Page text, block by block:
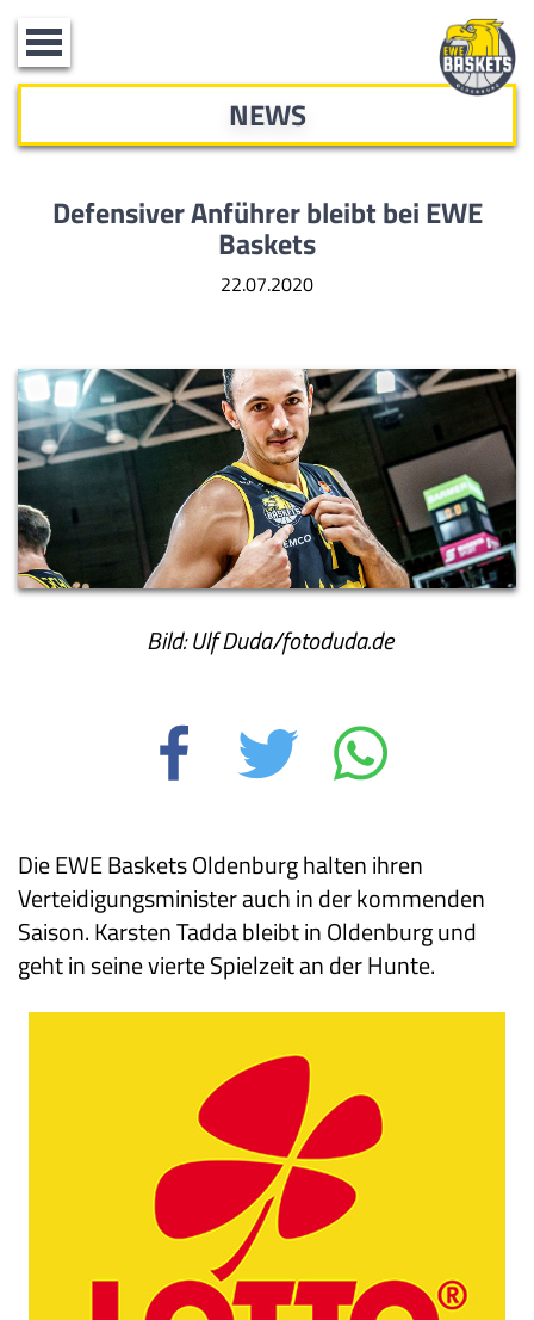
Toggle
navigation
NEWS
Defensiver Anführer bleibt bei EWE
Baskets
22.07.2020
Bild: Ulf Duda/fotoduda.de
Die EWE Baskets Oldenburg halten ihren
Verteidigungsminister auch in der kommenden
Saison. Karsten Tadda bleibt in Oldenburg und
geht in seine vierte Spielzeit an der Hunte.